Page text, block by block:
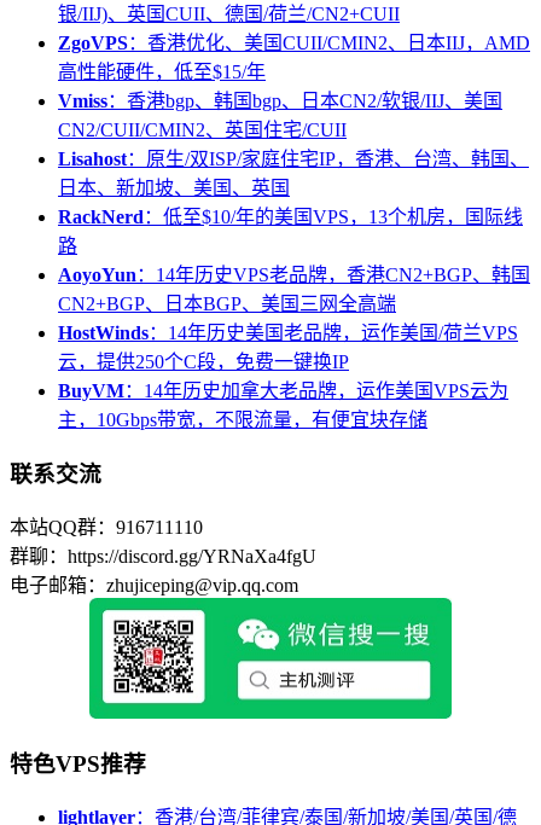
银/IIJ)、英国CUII、德国/荷兰/CN2+CUII
ZgoVPS：香港优化、美国CUII/CMIN2、日本IIJ，AMD
高性能硬件，低至$15/年
Vmiss：香港bgp、韩国bgp、日本CN2/软银/IIJ、美国
CN2/CUII/CMIN2、英国住宅/CUII
Lisahost：原生/双ISP/家庭住宅IP，香港、台湾、韩国、
日本、新加坡、美国、英国
RackNerd ：低至$10/年的美国VPS，13个机房，国际线
路
AoyoYun ：14年历史VPS老品牌，香港CN2+BGP、韩国
CN2+BGP、日本BGP、美国三网全高端
HostWinds：14年历史美国老品牌，运作美国/荷兰VPS
云，提供250个C段，免费一键换IP
BuyVM：14年历史加拿大老品牌，运作美国VPS云为
主，10Gbps带宽，不限流量，有便宜块存储
联系交流
本站QQ群：916711110
群聊：https://discord.gg/YRNaXa4fgU
电子邮箱：zhujiceping@vip.qq.com
特色VPS推荐
lightlayer：香港/台湾/菲律宾/泰国/新加坡/美国/英国/德